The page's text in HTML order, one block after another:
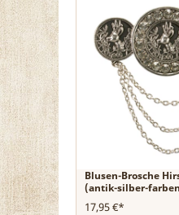
Blusen-Brosche
(antik-silber-
17,95 €*